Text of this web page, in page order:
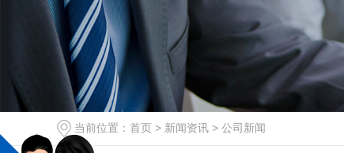
当前位置： 首页 > 新闻资讯 > 公司新闻